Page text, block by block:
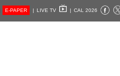
E-PAPER | LIVE TV | CAL 2026